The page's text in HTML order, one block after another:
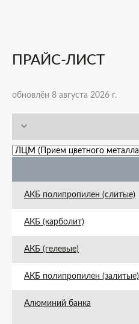
ПРАЙС-ЛИСТ
обновлён 8 августа 2026 г.
АКБ полипропилен (слитые)
АКБ (карболит)
АКБ (гелевые)
АКБ полипропилен (залитые)
Алюминий банка